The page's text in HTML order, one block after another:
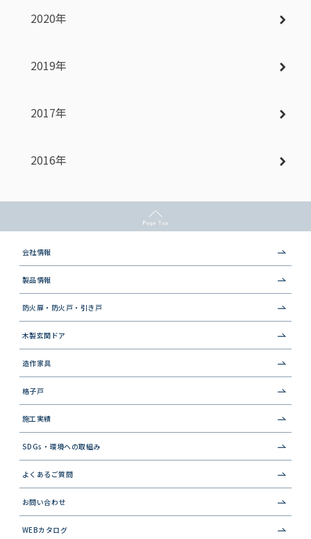
2020年
2019年
2017年
2016年
会社情報
製品情報
防火扉・防火戸・引き戸
木製玄関ドア
造作家具
格子戸
施工実績
SDGs・環境への取組み
よくあるご質問
お問い合わせ
WEBカタログ